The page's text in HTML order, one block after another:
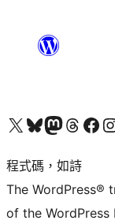
查看我們的 X (之前的 Twitter) 帳號造訪我們的 Bluesky 帳號造訪我們的 Mastodon 帳號造訪我們的 Threads 帳號 造訪我們的 Facebook 粉絲專頁
程式碼，如詩
The WordPress®
of the WordPress